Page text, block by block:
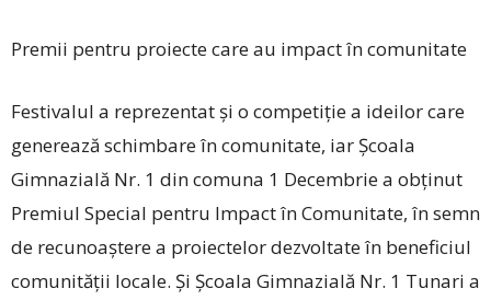
Premii pentru proiecte care au impact în comunitate
Festivalul a reprezentat și o competiție a ideilor care
generează schimbare în comunitate, iar Școala
Gimnazială Nr. 1 din comuna 1 Decembrie a obținut
Premiul ­Special pentru Impact în Comunitate, în semn
de recunoaștere a proiectelor dezvoltate în beneficiul
comunității locale. Și Școala Gimnazială Nr. 1 Tunari a